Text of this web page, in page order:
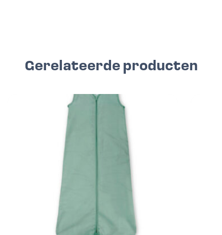
Gerelateerde producten